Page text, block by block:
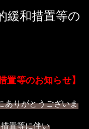
緩和措置等の
置等のお知らせ】
ありがとうございま
置等に伴い